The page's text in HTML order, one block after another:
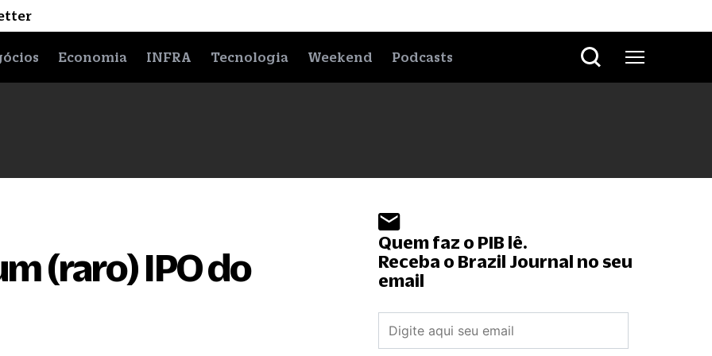
Economia INFRA Tecnologia Weekend Podcasts
(raro) IPO do
Quem faz o PIB lê.
Receba o Brazil Journal no seu
email